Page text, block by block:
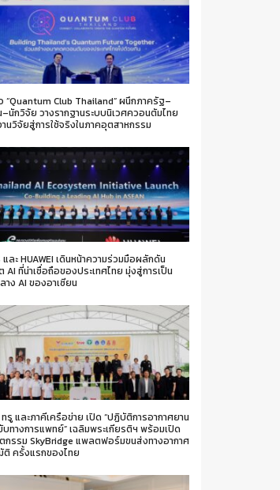
“Quantum Club Thailand” ผนึกภาครัฐ–
–นักวิจัย วางรากฐานระบบนิเวศควอนตัมไทย
านวิจัยสู่การใช้จริงในภาคอุตสาหกรรม
และ HUAWEI เดินหน้าความร่วมมือผลักดัน
AI ที่น่าเชื่อถือของประเทศไทย มุ่งสู่การเป็น
าง AI ของอาเซียน
รู และภาคีเครือข่าย เปิด “ปฏิบัติการอากาศยาน
บทางการแพทย์” เฉลิมพระเกียรติฯ พร้อมเปิด
กรรม SkyBridge แพลตฟอร์มขนส่งทางอากาศ
ติ ครั้งแรกของไทย